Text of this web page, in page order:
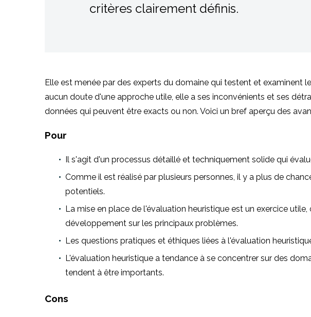
critères clairement définis.
Elle est menée par des experts du domaine qui testent et examinent
aucun doute d'une approche utile, elle a ses inconvénients et ses
données qui peuvent être exacts ou non. Voici un bref aperçu des
Pour
Il s'agit d'un processus détaillé et techniquement solide qui
Comme il est réalisé par plusieurs personnes, il y a plus de
potentiels.
La mise en place de l'évaluation heuristique est un exercice
développement sur les principaux problèmes.
Les questions pratiques et éthiques liées à l'évaluation
L'évaluation heuristique a tendance à se concentrer sur des
tendent à être importants.
Cons